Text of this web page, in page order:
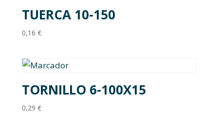
TUERCA 10-150
0,16 €
TORNILLO 6-100X15
0,29 €